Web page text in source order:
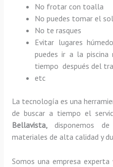
No frotar con toalla
No puedes tomar el sol
No te rasques
Evitar lugares
puedes ir a la piscina
tiempo después del
etc
La tecnología es una
de buscar a tiempo el
Bellavista, disponemos
materiales de alta calidad y
Somos una empresa